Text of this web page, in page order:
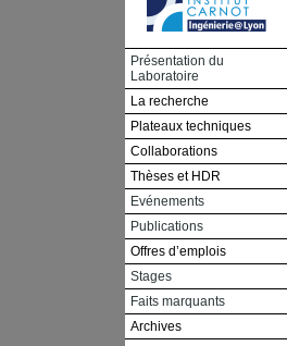
Présentation du
Laboratoire
La recherche
Plateaux techniques
Collaborations
Thèses et HDR
Evénements
Publications
Offres d’emplois
Stages
Faits marquants
Archives